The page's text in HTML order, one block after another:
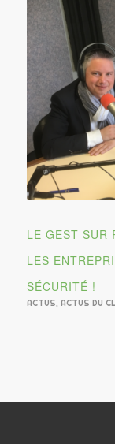
LE GEST SUR
LES
SÉCURITÉ !
ACTUS, ACTUS DU